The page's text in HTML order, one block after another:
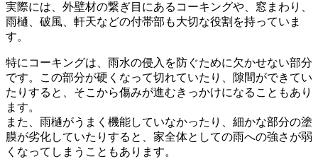
実際には、外壁材の繋ぎ目にあるコーキングや、窓まわり、
雨樋、破風、軒天などの付帯部も大切な役割を持っていま
す。
特にコーキングは、雨水の侵入を防ぐために欠かせない部分
です。この部分が硬くなって切れていたり、隙間ができてい
たりすると、そこから傷みが進むきっかけになることもあり
ます。
また、雨樋がうまく機能していなかったり、細かな部分の塗
膜が劣化していたりすると、家全体としての雨への強さが弱
くなってしまうこともあります。